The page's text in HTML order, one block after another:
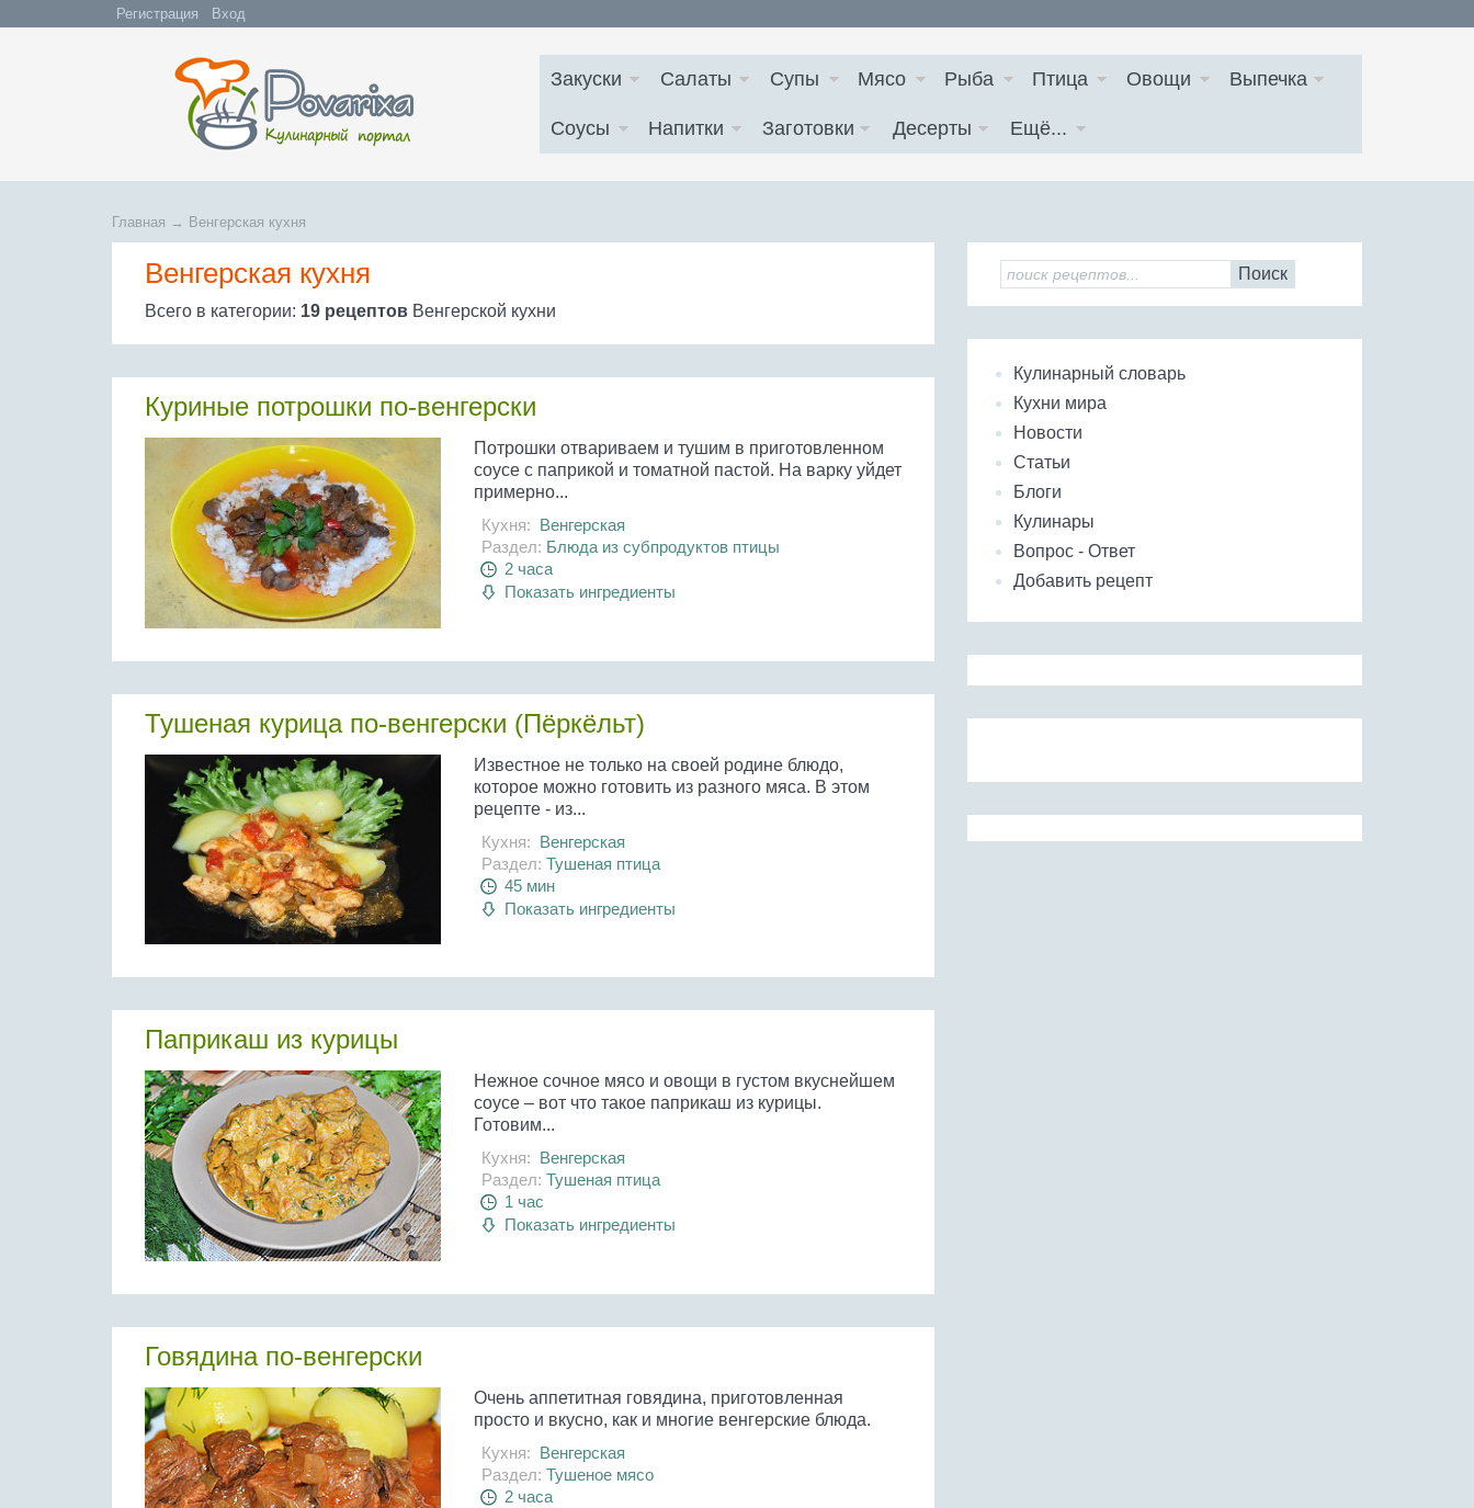
Регистрация Вход
Закуски Салаты Супы Мясо Рыба Птица Овощи Выпечка
Соусы Напитки Заготовки Десерты Ещё...
Главная → Венгерская кухня
Венгерская кухня
Всего в категории: 19 рецептов Венгерской кухни
Куриные потрошки по-венгерски
Потрошки отвариваем и тушим в приготовленном
соусе с паприкой и томатной пастой. На варку уйдет
примерно...
Кухня: Венгерская
Раздел: Блюда из субпродуктов птицы
2 часа
Показать ингредиенты
Тушеная курица по-венгерски (Пёркёльт)
Известное не только на своей родине блюдо,
которое можно готовить из разного мяса. В этом
рецепте - из...
Кухня: Венгерская
Раздел: Тушеная птица
45 мин
Показать ингредиенты
Паприкаш из курицы
Нежное сочное мясо и овощи в густом вкуснейшем
соусе – вот что такое паприкаш из курицы.
Готовим...
Кухня: Венгерская
Раздел: Тушеная птица
1 час
Показать ингредиенты
Говядина по-венгерски
Очень аппетитная говядина, приготовленная
просто и вкусно, как и многие венгерские блюда.
Кухня: Венгерская
Раздел: Тушеное мясо
2 часа
Поиск
Кулинарный словарь
Кухни мира
Новости
Статьи
Блоги
Кулинары
Вопрос - Ответ
Добавить рецепт